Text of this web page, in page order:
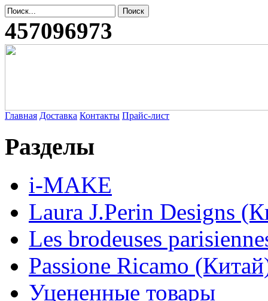
457096973
Главная Доставка Контакты Прайс-лист
Разделы
i-MAKE
Laura J.Perin Designs
Les brodeuses
Passione Ricamo
Уцененные товары